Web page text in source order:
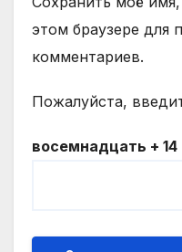
этом браузере для
комментариев.
Пожалуйста,
восемнадцать + 14